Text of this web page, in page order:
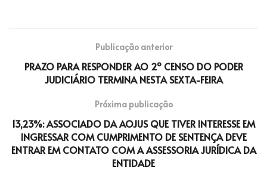
Publicação anterior
PRAZO PARA RESPONDER AO 2º CENSO DO PODER
JUDICIÁRIO TERMINA NESTA SEXTA-FEIRA
Próxima publicação
13,23%: ASSOCIADO DA AOJUS QUE TIVER INTERESSE EM
INGRESSAR COM CUMPRIMENTO DE SENTENÇA DEVE
ENTRAR EM CONTATO COM A ASSESSORIA JURÍDICA DA
ENTIDADE